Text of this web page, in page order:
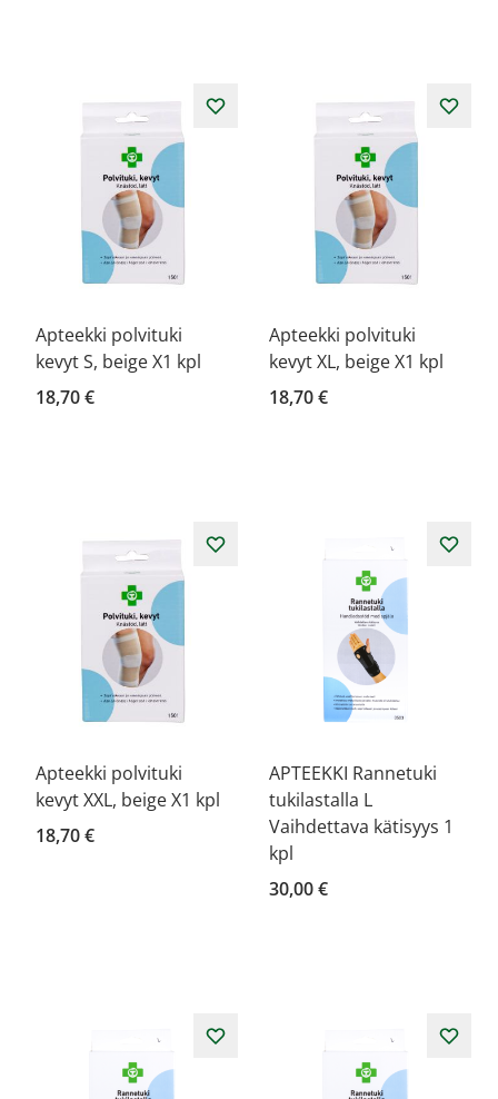
Apteekki polvituki
kevyt S, beige X1 kpl
18,70 €
Apteekki polvituki
kevyt XL, beige X1 kpl
18,70 €
Apteekki polvituki
kevyt XXL, beige X1 kpl
18,70 €
APTEEKKI Rannetuki
tukilastalla L
Vaihdettava kätisyys 1
kpl
30,00 €